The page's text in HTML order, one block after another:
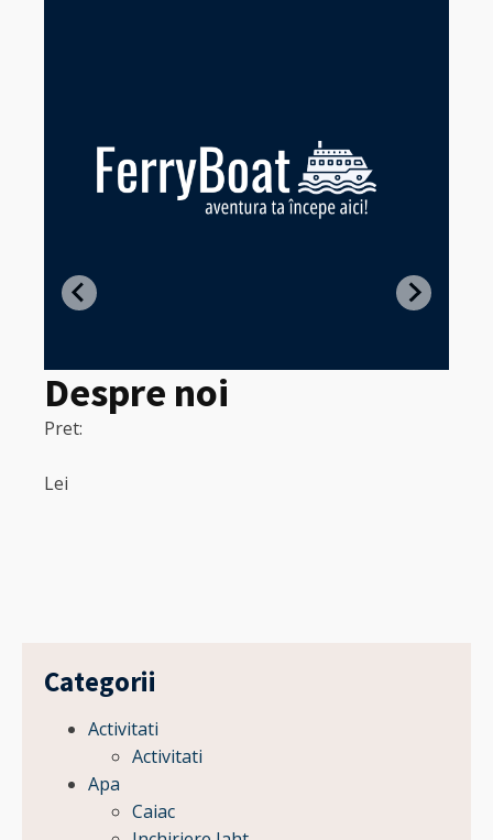
Despre noi
Pret:
Lei
Categorii
Activitati
Activitati
Apa
Caiac